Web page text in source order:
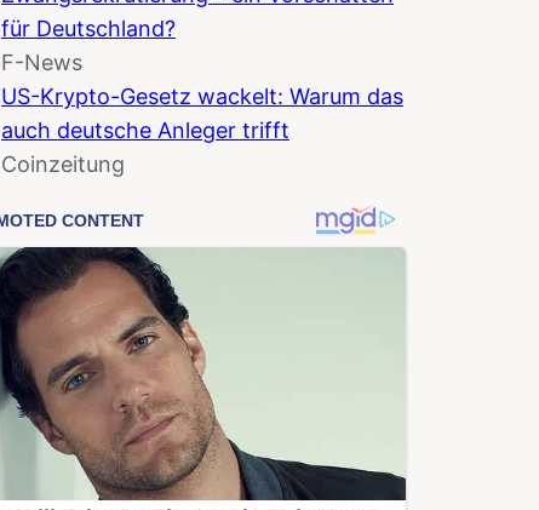
für Deutschland?
F-News
US-Krypto-Gesetz wackelt: Warum das
auch deutsche Anleger trifft
Coinzeitung